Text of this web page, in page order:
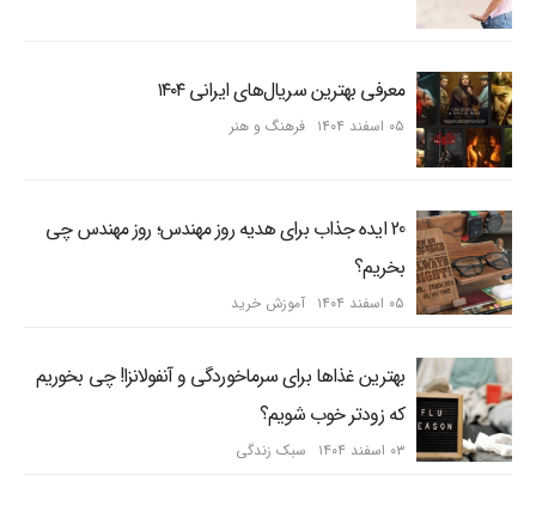
معرفی بهترین سریال‌های ایرانی ۱۴۰۴
۰۵ اسفند ۱۴۰۴ فرهنگ و هنر
20 ایده جذاب برای هدیه روز مهندس؛ روز مهندس چی
بخریم؟
۰۵ اسفند ۱۴۰۴ آموزش خرید
بهترین غذاها برای سرماخوردگی و آنفولانزا! چی بخوریم
که زودتر خوب شویم؟
۰۳ اسفند ۱۴۰۴ سبک زندگی